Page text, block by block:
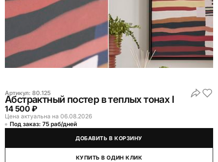
Артикул: 80.125
Абстрактный постер в теплых тонах I
14 500 ₽
Цена актуальна на 06.08.2026
Под заказ: 75 раб/дней
ДОБАВИТЬ В КОРЗИНУ
КУПИТЬ В ОДИН КЛИК